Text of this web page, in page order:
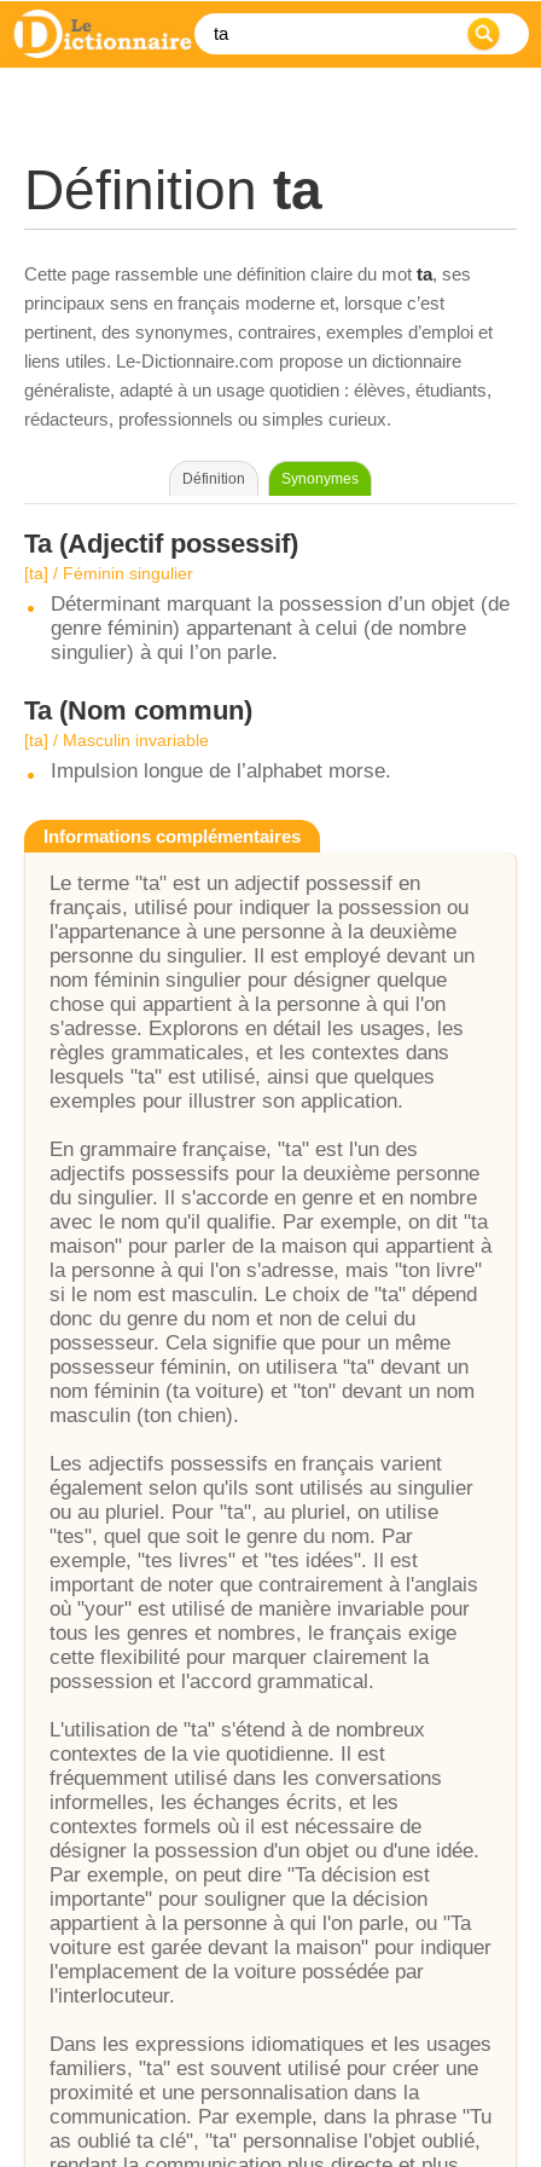
Définition ta
Cette page rassemble une définition claire du mot ta, ses
principaux sens en français moderne et, lorsque c’est
pertinent, des synonymes, contraires, exemples d’emploi et
liens utiles. Le-Dictionnaire.com propose un dictionnaire
généraliste, adapté à un usage quotidien : élèves, étudiants,
rédacteurs, professionnels ou simples curieux.
Définition Synonymes
Ta(Adjectif possessif)
[ta] / Féminin singulier
Déterminant marquant la possession d’un objet (de
genre féminin) appartenant à celui (de nombre
singulier) à qui l’on parle.
Ta(Nom commun)
[ta] / Masculin invariable
Impulsion longue de l’alphabet morse.
Informations complémentaires
Le terme "ta" est un adjectif possessif en
français, utilisé pour indiquer la possession ou
l'appartenance à une personne à la deuxième
personne du singulier. Il est employé devant un
nom féminin singulier pour désigner quelque
chose qui appartient à la personne à qui l'on
s'adresse. Explorons en détail les usages, les
règles grammaticales, et les contextes dans
lesquels "ta" est utilisé, ainsi que quelques
exemples pour illustrer son application.
En grammaire française, "ta" est l'un des
adjectifs possessifs pour la deuxième personne
du singulier. Il s'accorde en genre et en nombre
avec le nom qu'il qualifie. Par exemple, on dit "ta
maison" pour parler de la maison qui appartient à
la personne à qui l'on s'adresse, mais "ton livre"
si le nom est masculin. Le choix de "ta" dépend
donc du genre du nom et non de celui du
possesseur. Cela signifie que pour un même
possesseur féminin, on utilisera "ta" devant un
nom féminin (ta voiture) et "ton" devant un nom
masculin (ton chien).
Les adjectifs possessifs en français varient
également selon qu'ils sont utilisés au singulier
ou au pluriel. Pour "ta", au pluriel, on utilise
"tes", quel que soit le genre du nom. Par
exemple, "tes livres" et "tes idées". Il est
important de noter que contrairement à l'anglais
où "your" est utilisé de manière invariable pour
tous les genres et nombres, le français exige
cette flexibilité pour marquer clairement la
possession et l'accord grammatical.
L'utilisation de "ta" s'étend à de nombreux
contextes de la vie quotidienne. Il est
fréquemment utilisé dans les conversations
informelles, les échanges écrits, et les
contextes formels où il est nécessaire de
désigner la possession d'un objet ou d'une idée.
Par exemple, on peut dire "Ta décision est
importante" pour souligner que la décision
appartient à la personne à qui l'on parle, ou "Ta
voiture est garée devant la maison" pour indiquer
l'emplacement de la voiture possédée par
l'interlocuteur.
Dans les expressions idiomatiques et les usages
familiers, "ta" est souvent utilisé pour créer une
proximité et une personnalisation dans la
communication. Par exemple, dans la phrase "Tu
as oublié ta clé", "ta" personnalise l'objet oublié,